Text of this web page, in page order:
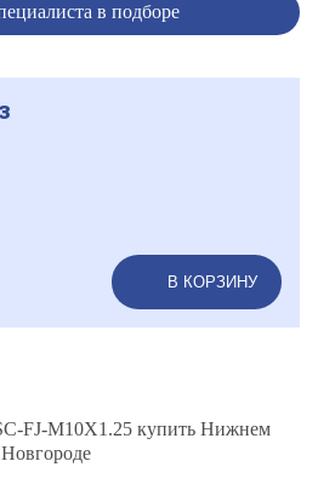
в подборе
В КОРЗИНУ